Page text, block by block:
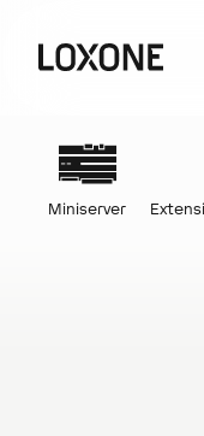
Miniserver